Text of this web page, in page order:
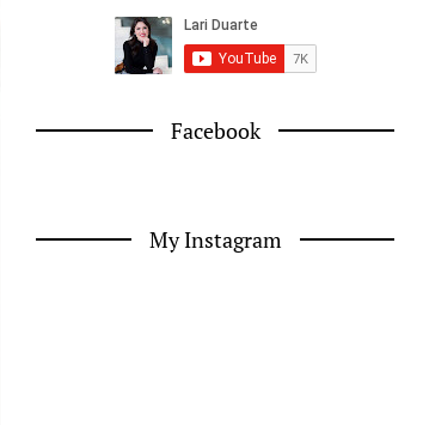
Facebook
My Instagram